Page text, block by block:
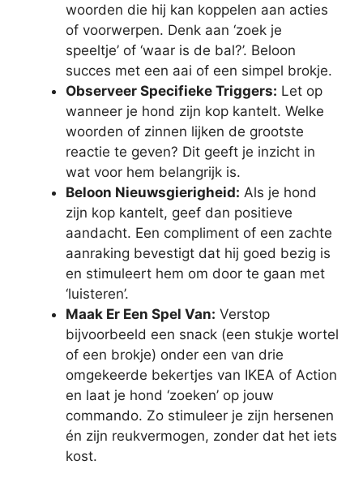
woorden die hij kan koppelen aan acties
of voorwerpen. Denk aan ‘zoek je
speeltje’ of ‘waar is de bal?’. Beloon
succes met een aai of een simpel brokje.
Observeer Specifieke Triggers: Let op
wanneer je hond zijn kop kantelt. Welke
woorden of zinnen lijken de grootste
reactie te geven? Dit geeft je inzicht in
wat voor hem belangrijk is.
Beloon Nieuwsgierigheid: Als je hond
zijn kop kantelt, geef dan positieve
aandacht. Een compliment of een zachte
aanraking bevestigt dat hij goed bezig is
en stimuleert hem om door te gaan met
‘luisteren’.
Maak Er Een Spel Van: Verstop
bijvoorbeeld een snack (een stukje wortel
of een brokje) onder een van drie
omgekeerde bekertjes van IKEA of Action
en laat je hond ‘zoeken’ op jouw
commando. Zo stimuleer je zijn hersenen
én zijn reukvermogen, zonder dat het iets
kost.